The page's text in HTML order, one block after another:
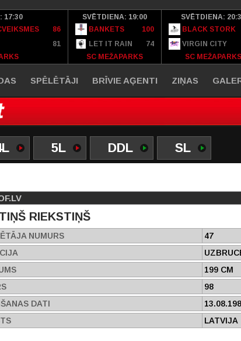
17:30
86
81
SVĒTDIENA: 19:00
BANKETS
100
LET IT RAIN
74
SC MEŽAPARKS
SVĒTDIENA:
BLACK STORK
VIRGIN CITY
SC MEŽAPARKS
SPĒLĒTĀJI BRĪVIE AĢENTI ZIŅAS
5L DDL SL
RIEKSTIŅŠ
NUMURS
47
199 CM
98
DATI
LATVIJA